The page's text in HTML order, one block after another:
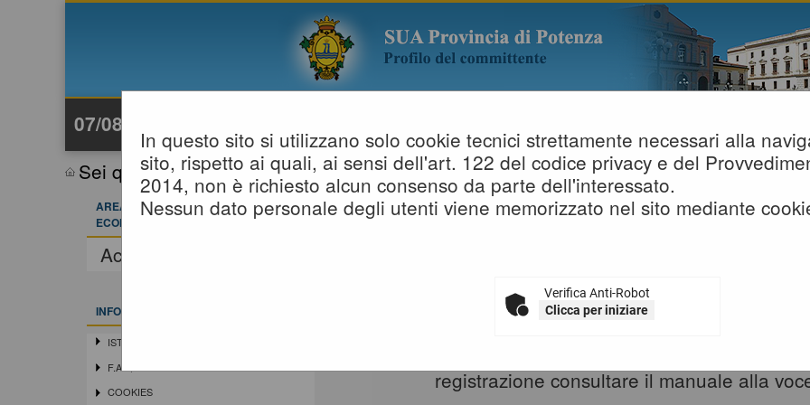
07/08/2026 07:18
Sei qui: Home»Elenco operatori economici»Bandi e avvisi d'iscrizione
In questo sito si utilizzano solo cookie tecnici strettamente necessari alla
sito, rispetto ai quali, ai sensi dell'art. 122 del codice privacy e del
2014, non è richiesto alcun consenso da parte dell'interessato.
Nessun dato personale degli utenti viene memorizzato nel sito mediante
Verifica Anti-Robot
Clicca per iniziare
AREA RISERVATA OPERATORE
ECONOMICO
Accedi - Registrati
INFORMAZIONI
ISTRUZIONI E MANUALI
F.A.Q.
COOKIES
BANDI E AVVISI D'ISCRIZIONE PER
Elenco dei bandi d'iscrizione per gli
pubblicati. Per richiedere l'iscrizione ad
registrazione consultare il manuale alla